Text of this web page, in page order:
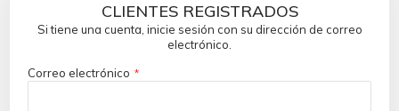
CLIENTES REGISTRADOS
Si tiene una cuenta, inicie sesión con su dirección de correo
electrónico.
Correo electrónico